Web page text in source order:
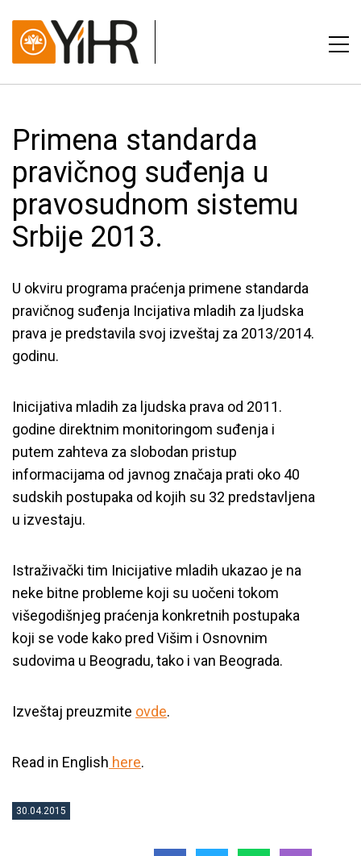
Primena standarda
pravičnog suđenja u
pravosudnom sistemu
Srbije 2013.
U okviru programa praćenja primene standarda
pravičnog suđenja Incijativa mladih za ljudska
prava je predstavila svoj izveštaj za 2013/2014.
godinu.
Inicijativa mladih za ljudska prava od 2011.
godine direktnim monitoringom suđenja i
putem zahteva za slobodan pristup
informacijama od javnog značaja prati oko 40
sudskih postupaka od kojih su 32 predstavljena
u izvestaju.
Istraživački tim Inicijative mladih ukazao je na
neke bitne probleme koji su uočeni tokom
višegodišnjeg praćenja konkretnih postupaka
koji se vode kako pred Višim i Osnovnim
sudovima u Beogradu, tako i van Beograda.
Izveštaj preuzmite ovde.
Read in English here.
30.04.2015